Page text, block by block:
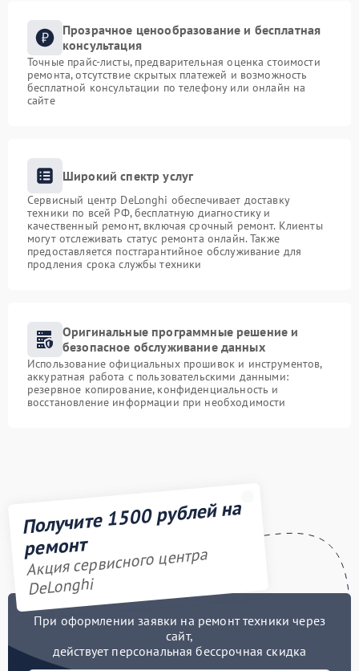
Прозрачное ценообразование и бесплатная
консультация
Точные прайс-листы, предварительная оценка стоимости
ремонта, отсутствие скрытых платежей и возможность
бесплатной консультации по телефону или онлайн на
сайте
Широкий спектр услуг
Сервисный центр DeLonghi обеспечивает доставку
техники по всей РФ, бесплатную диагностику и
качественный ремонт, включая срочный ремонт. Клиенты
могут отслеживать статус ремонта онлайн. Также
предоставляется постгарантийное обслуживание для
продления срока службы техники
Оригинальные программные решение и
безопасное обслуживание данных
Использование официальных прошивок и инструментов,
аккуратная работа с пользовательскими данными:
резервное копирование, конфиденциальность и
восстановление информации при необходимости
Получите 1500 рублей на
ремонт
Акция сервисного центра
DeLonghi
При оформлении заявки на ремонт техники через
сайт,
действует персональная бессрочная скидка